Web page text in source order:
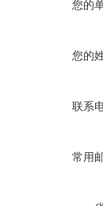
您的
您的
联系
常用